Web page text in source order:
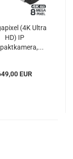
(4K Ultra
HD) IP
EUR